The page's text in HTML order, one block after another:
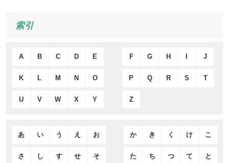
索引
A B C D E F G H J
K L M N O P Q R S T
U V W X Y Z
あ い う え お か き く け こ
さ し す せ そ た ち つ て と